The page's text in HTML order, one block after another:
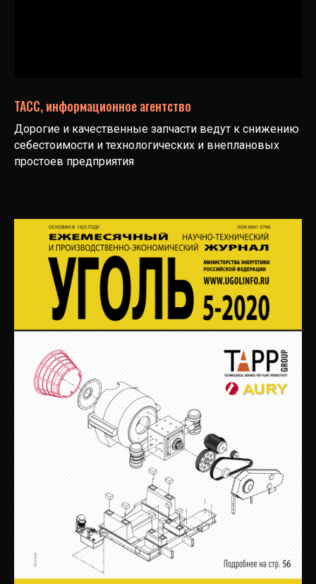
ТАСС, информационное агентство
Дорогие и качественные запчасти ведут к снижению
себестоимости и технологических и внеплановых
простоев предприятия